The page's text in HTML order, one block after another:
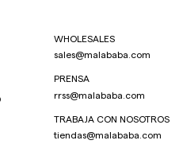
WHOLESALES
sales@malababa.com
PRENSA
rrss@malababa.com
TRABAJA CON NOSOTROS
tiendas@malababa.com